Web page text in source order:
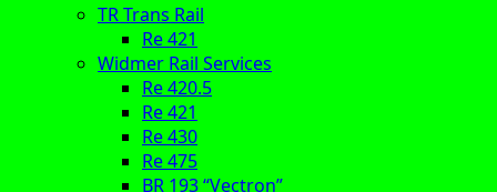
TR Trans Rail
Re 421
Widmer Rail Services
Re 420.5
Re 421
Re 430
Re 475
BR 193 “Vectron”